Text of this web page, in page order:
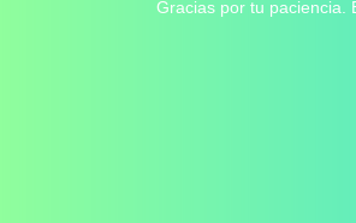
Gracias por tu paciencia.